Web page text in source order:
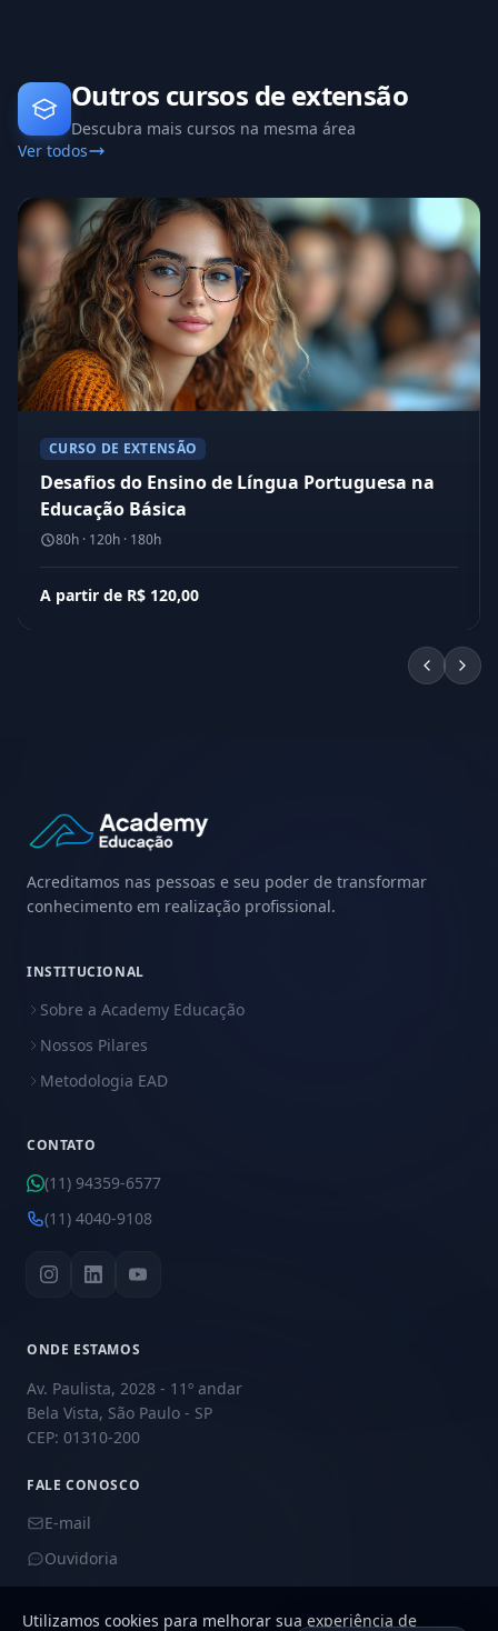
Outros cursos de extensão
Descubra mais cursos na mesma área
Ver todos
CURSO DE EXTENSÃO
Desafios do Ensino de Língua Portuguesa na
Educação Básica
80h · 120h · 180h
A partir de R$ 120,00
Acreditamos nas pessoas e seu poder de transformar
conhecimento em realização profissional.
INSTITUCIONAL
Sobre a Academy Educação
Nossos Pilares
Metodologia EAD
CONTATO
(11) 94359-6577
(11) 4040-9108
ONDE ESTAMOS
Av. Paulista, 2028 - 11º andar
Bela Vista, São Paulo - SP
CEP: 01310-200
FALE CONOSCO
E-mail
Ouvidoria
Utilizamos cookies para melhorar sua experiência de